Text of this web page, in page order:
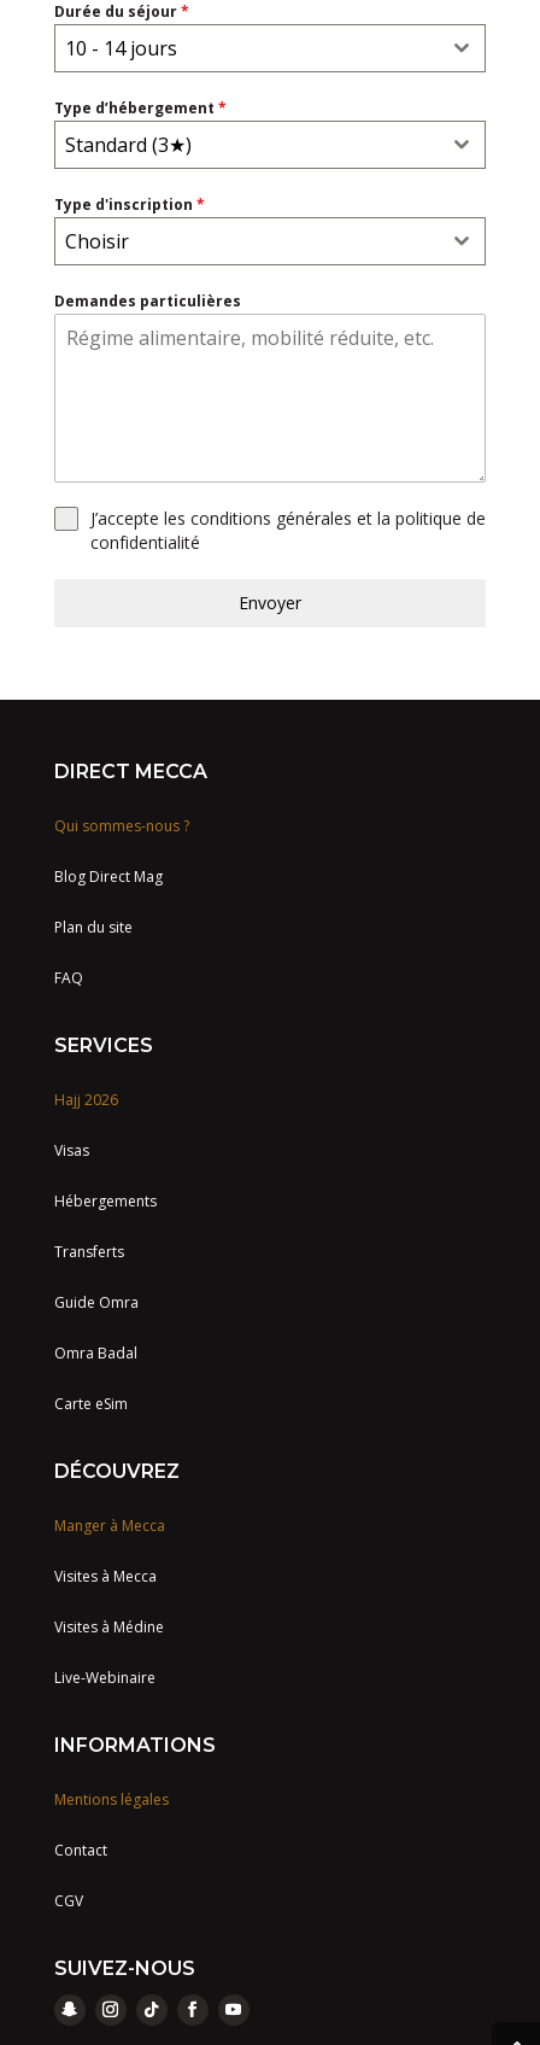
Durée du séjour*
10 - 14 jours
Type d’hébergement *
Standard (3★)
Type d'inscription *
Choisir
Demandes particulières
J’accepte les conditions générales et la politique de
confidentialité
Envoyer
DIRECT MECCA
Qui sommes-nous ?
Blog Direct Mag
Plan du site
FAQ
SERVICES
Hajj 2026
Visas
Hébergements
Transferts
Guide Omra
Omra Badal
Carte eSim
DÉCOUVREZ
Manger à Mecca
Visites à Mecca
Visites à Médine
Live-Webinaire
INFORMATIONS
Mentions légales
Contact
CGV
SUIVEZ-NOUS